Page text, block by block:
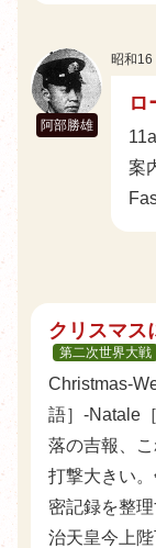
阿部勝雄
昭和16
ロ
案
クリスマス
第二次世界大戦
Christmas-
語］-Natale
落の吉報、
打撃大きい
密記録を整
治天皇今上